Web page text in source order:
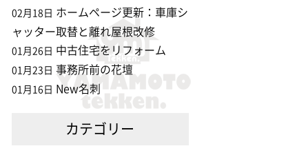
02月18日 ホームページ更新：車庫シ
ャッター取替と離れ屋根改修
01月26日 中古住宅をリフォーム
01月23日 事務所前の花壇
01月16日 New名刺
カテゴリー